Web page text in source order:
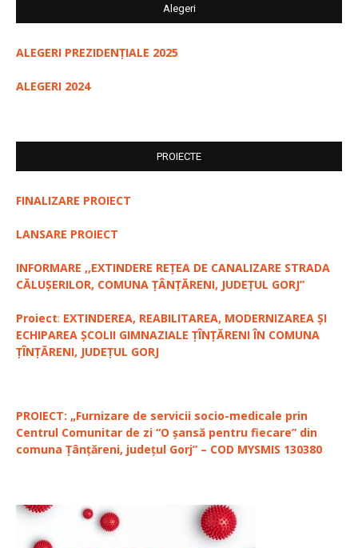
Alegeri
ALEGERI PREZIDENȚIALE 2025
ALEGERI 2024
PROIECTE
FINALIZARE PROIECT
LANSARE PROIECT
INFORMARE ,,EXTINDERE REȚEA DE CANALIZARE STRADA
CĂLUȘERILOR, COMUNA ȚÂNȚĂRENI, JUDEȚUL GORJ”
Proiect: EXTINDEREA, REABILITAREA, MODERNIZAREA ȘI
ECHIPAREA ȘCOLII GIMNAZIALE ȚÎNȚĂRENI ÎN COMUNA
ȚÎNȚĂRENI, JUDEȚUL GORJ
PROIECT: „Furnizare de servicii socio-medicale prin
Centrul Comunitar de zi “O șansă pentru fiecare” din
comuna Țânțăreni, județul Gorj” – COD MYSMIS 130380